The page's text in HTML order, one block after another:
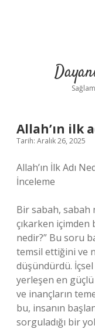
Allah’ın ilk
Tarih: Aralık 26, 2025
Allah’ın İlk Adı
İnceleme
Bir sabah, sabah
çıkarken içimden
nedir?” Bu soru
temsil ettiğini ve
düşündürdü.
yerleşen en
ve inançların
bu, insanın
sorguladığı bir